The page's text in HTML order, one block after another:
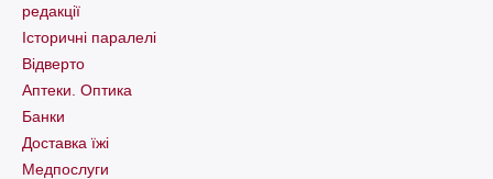
редакції
Історичні паралелі
Відверто
Аптеки. Оптика
Банки
Доставка їжі
Медпослуги